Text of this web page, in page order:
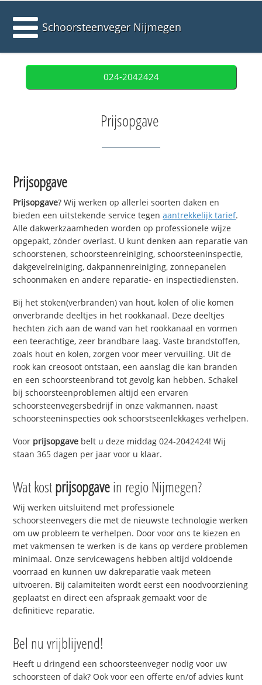
Schoorsteenveger Nijmegen
024-2042424
Prijsopgave
Prijsopgave
Prijsopgave? Wij werken op allerlei soorten daken en
bieden een uitstekende service tegenaantrekkelijk tarief.
Alle dakwerkzaamheden worden op professionele wijze
opgepakt, zónder overlast. U kunt denken aan reparatie van
schoorstenen, schoorsteenreiniging, schoorsteeninspectie,
dakgevelreiniging, dakpannenreiniging, zonnepanelen
schoonmaken en andere reparatie- en inspectiediensten.
Bij het stoken(verbranden) van hout, kolen of olie komen
onverbrande deeltjes in het rookkanaal. Deze deeltjes
hechten zich aan de wand van het rookkanaal en vormen
een teerachtige, zeer brandbare laag. Vaste brandstoffen,
zoals hout en kolen, zorgen voor meer vervuiling. Uit de
rook kan creosoot ontstaan, een aanslag die kan branden
en een schoorsteenbrand tot gevolg kan hebben. Schakel
bij schoorsteenproblemen altijd een ervaren
schoorsteenvegersbedrijf in onze vakmannen, naast
schoorsteeninspecties ook schoorstseenlekkages verhelpen.
Voor prijsopgave belt u deze middag 024-2042424! Wij
staan 365 dagen per jaar voor u klaar.
Wat kostprijsopgavein regio Nijmegen?
Wij werken uitsluitend met professionele
schoorsteenvegers die met de nieuwste technologie werken
om uw probleem te verhelpen. Door voor ons te kiezen en
met vakmensen te werken is de kans op verdere problemen
minimaal. Onze servicewagens hebben altijd voldoende
voorraad en kunnen uw dakreparatie vaak meteen
uitvoeren. Bij calamiteiten wordt eerst een noodvoorziening
geplaatst en direct een afspraak gemaakt voor de
definitieve reparatie.
Bel nu vrijblijvend!
Heeft u dringend een schoorsteenveger nodig voor uw
schoorsteen of dak? Ook voor een offerte en/of advies kunt